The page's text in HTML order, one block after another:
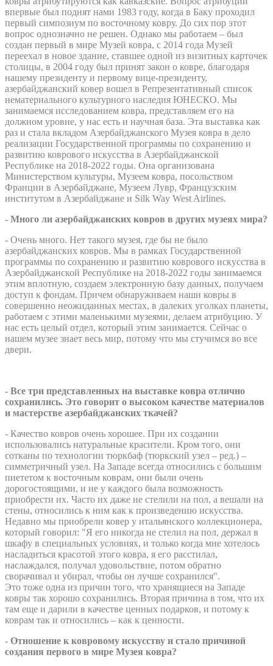
впервые был поднят нами 1983 году, когда в Баку проходил
первый симпозиум по восточному ковру. До сих пор этот
вопрос однозначно не решен. Однако мы работаем – был
создан первый в мире Музей ковра, с 2014 года Музей
переехал в новое здание, ставшее одной из визитных карточек
столицы, в 2004 году был принят закон о ковре, благодаря
нашему президенту и первому вице-президенту,
азербайджанский ковер вошел в Репрезентативный список
нематериального культурного наследия ЮНЕСКО. Мы
занимаемся исследованием ковра, представляем его на
должном уровне, у нас есть и научная база. Эта выставка как
раз и стала вкладом Азербайджанского Музея ковра в дело
реализации Государственной программы по сохранению и
развитию коврового искусства в Азербайджанской
Республике на 2018-2022 годы. Она организована
Министерством культуры, Музеем ковра, посольством
Франции в Азербайджане, Музеем Лувр, Французским
институтом в Азербайджане и Silk Way West Airlines.
- Много ли азербайджанских ковров в других музеях мира?
- Очень много. Нет такого музея, где бы не было
азербайджанских ковров. Мы в рамках Государственной
программы по сохранению и развитию коврового искусства в
Азербайджанской Республике на 2018-2022 годы занимаемся
этим вплотную, создаем электронную базу данных, получаем
доступ к фондам. Причем обнаруживаем наши ковры в
совершенно неожиданных местах, в далеких уголках планеты,
работаем с этими маленькими музеями, делаем атрибуцию. У
нас есть целый отдел, который этим занимается. Сейчас о
нашем музее знает весь мир, потому что мы стучимся во все
двери.
- Все три представленных на выставке ковра отлично
сохранились. Это говорит о высоком качестве материалов
и мастерстве азербайджанских ткачей?
- Качество ковров очень хорошее. При их создании
использовались натуральные красители. Кром того, они
сотканы по технологии тюркбаф (тюркский узел – ред.) –
симметричный узел. На Западе всегда относились с большим
пиететом к восточным коврам, они были очень
дорогостоящими, и не у каждого была возможность
приобрести их. Часто их даже не стелили на пол, а вешали на
стены, относились к ним как к произведению искусства.
Недавно мы приобрели ковер у итальянского коллекционера,
который говорил: "Я его никогда не стелил на пол, держал в
шкафу в специальных условиях, и только когда мне хотелось
насладиться красотой этого ковра, я его расстилал,
наслаждался, получал удовольствие, потом обратно
сворачивал и убирал, чтобы он лучше сохранился".
Это тоже одна из причин того, что хранящиеся на Западе
ковры так хорошо сохранились. Вторая причина в том, что их
там еще и дарили в качестве ценных подарков, и потому к
коврам так и относились – как к ценности.
- Отношение к ковровому искусству и стало причиной
создания первого в мире Музея ковра?